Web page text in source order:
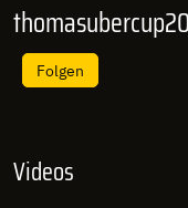
Folgen
Videos